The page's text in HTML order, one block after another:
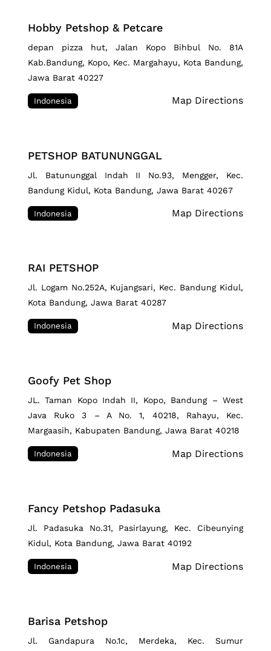
Hobby Petshop & Petcare
depan pizza hut, Jalan Kopo Bihbul No. 81A
Kab.Bandung, Kopo, Kec. Margahayu, Kota Bandung,
Jawa Barat 40227
Indonesia Map Directions
PETSHOP BATUNUNGGAL
Jl. Batununggal Indah II No.93, Mengger, Kec.
Bandung Kidul, Kota Bandung, Jawa Barat 40267
Indonesia Map Directions
RAI PETSHOP
Jl. Logam No.252A, Kujangsari, Kec. Bandung Kidul,
Kota Bandung, Jawa Barat 40287
Indonesia Map Directions
Goofy Pet Shop
JL. Taman Kopo Indah II, Kopo, Bandung – West
Java Ruko 3 – A No. 1, 40218, Rahayu, Kec.
Margaasih, Kabupaten Bandung, Jawa Barat 40218
Indonesia Map Directions
Fancy Petshop Padasuka
Jl. Padasuka No.31, Pasirlayung, Kec. Cibeunying
Kidul, Kota Bandung, Jawa Barat 40192
Indonesia Map Directions
Barisa Petshop
Jl. Gandapura No.1c, Merdeka, Kec. Sumur